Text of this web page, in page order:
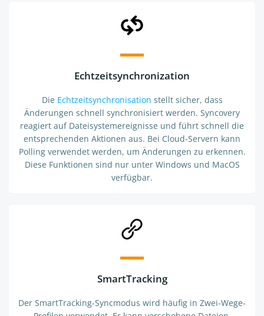
Echtzeitsynchronization
Die Echtzeitsynchronisation stellt sicher, dass
Änderungen schnell synchronisiert werden. Syncovery
reagiert auf Dateisystemereignisse und führt schnell die
entsprechenden Aktionen aus. Bei Cloud-Servern kann
Polling verwendet werden, um Änderungen zu erkennen.
Diese Funktionen sind nur unter Windows und MacOS
verfügbar.
SmartTracking
Der SmartTracking-Syncmodus wird häufig in Zwei-Wege-